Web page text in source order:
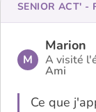
M
Marion
A visité
Ami
Ce que
SENIOR ACT' -